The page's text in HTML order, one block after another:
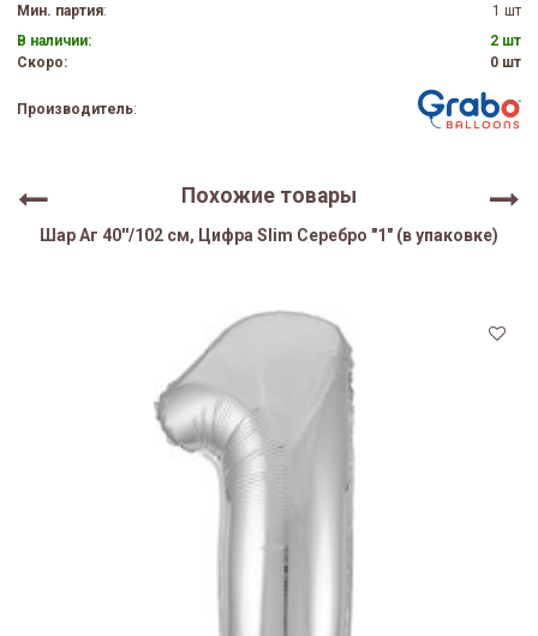
Мин. партия:
1 шт
В наличии:
2 шт
Скоро:
0 шт
Производитель:
Похожие товары
Шар Аг 40''/102 см, Цифра Slim Серебро "1" (в упаковке)